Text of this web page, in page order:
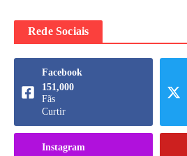
Rede Sociais
Facebook
151,000
Fãs
Curtir
Instagram